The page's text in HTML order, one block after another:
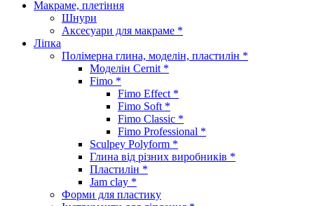
Макраме, плетіння
Шнури
Аксесуари для макраме *
Ліпка
Полімерна глина, моделін, пластилін *
Моделін Cernit *
Fimo *
Fimo Effect *
Fimo Soft *
Fimo Classic *
Fimo Professional *
Sculpey Polyform *
Глина від різних виробників *
Пластилін *
Jam clay *
Форми для пластику